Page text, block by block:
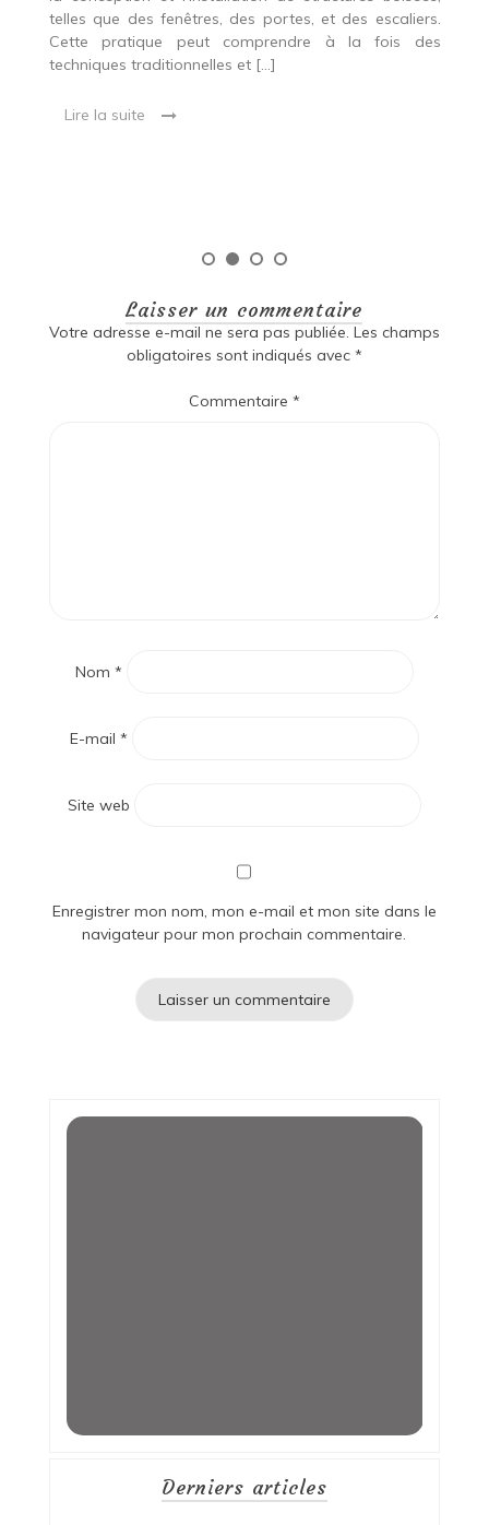
telles que des fenêtres, des portes, et des escaliers.
Cette pratique peut comprendre à la fois des
techniques traditionnelles et […]
Lire la suite
Laisser un commentaire
Votre adresse e-mail ne sera pas publiée. Les champs
obligatoires sont indiqués avec *
Commentaire *
Nom *
E-mail *
Site web
Enregistrer mon nom, mon e-mail et mon site dans le
navigateur pour mon prochain commentaire.
Derniers articles